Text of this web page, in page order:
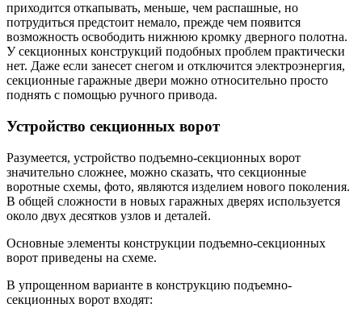
приходится откапывать, меньше, чем распашные, но
потрудиться предстоит немало, прежде чем появится
возможность освободить нижнюю кромку дверного полотна.
У секционных конструкций подобных проблем практически
нет. Даже если занесет снегом и отключится электроэнергия,
секционные гаражные двери можно относительно просто
поднять с помощью ручного привода.
Устройство секционных ворот
Разумеется, устройство подъемно-секционных ворот
значительно сложнее, можно сказать, что секционные
воротные схемы, фото, являются изделием нового поколения.
В общей сложности в новых гаражных дверях используется
около двух десятков узлов и деталей.
Основные элементы конструкции подъемно-секционных
ворот приведены на схеме.
В упрощенном варианте в конструкцию подъемно-
секционных ворот входят: